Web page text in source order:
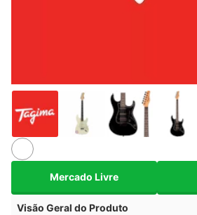
Mercado Livre
Visão Geral do Produto